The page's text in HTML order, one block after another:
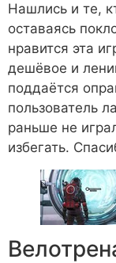
Нашлись и те,
оставаясь
нравится эта
дешёвое и
поддаётся
пользователь
раньше не
избегать.